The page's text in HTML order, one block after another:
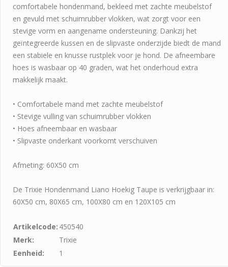
comfortabele hondenmand, bekleed met zachte meubelstof
en gevuld met schuimrubber vlokken, wat zorgt voor een
stevige vorm en aangename ondersteuning. Dankzij het
geïntegreerde kussen en de slipvaste onderzijde biedt de mand
een stabiele en knusse rustplek voor je hond. De afneembare
hoes is wasbaar op 40 graden, wat het onderhoud extra
makkelijk maakt.
• Comfortabele mand met zachte meubelstof
• Stevige vulling van schuimrubber vlokken
• Hoes afneembaar en wasbaar
• Slipvaste onderkant voorkomt verschuiven
Afmeting: 60X50 cm
De Trixie Hondenmand Liano Hoekig Taupe is verkrijgbaar in:
60X50 cm, 80X65 cm, 100X80 cm en 120X105 cm
Artikelcode: 450540
Merk:
Trixie
Eenheid:
1